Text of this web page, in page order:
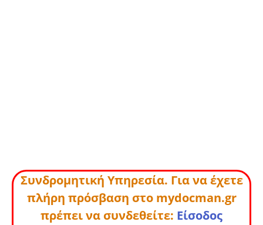
Συνδρομητική Υπηρεσία. Για να έχετε
πλήρη πρόσβαση στο mydocman.gr
πρέπει να συνδεθείτε: Είσοδος